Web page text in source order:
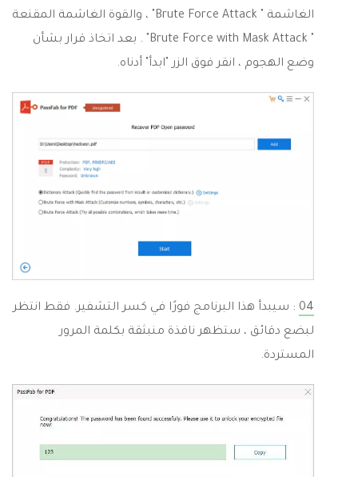
الغاشمة " Brute Force Attack" ، والقوة الغاشمة المقنعة
" Brute Force with Mask Attack" . بعد اتخاذ قرار بشأن
وضع الهجوم ، انقر فوق الزر "ابدأ" أدناه.
04 : سيبدأ هذا البرنامج فورًا في كسر التشفير. فقط انتظر
لبضع دقائق ، ستظهر نافذة منبثقة بكلمة المرور
المستردة.